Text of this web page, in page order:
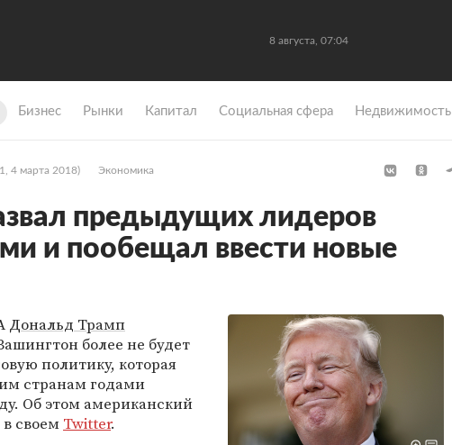
8 августа, 07:04
Бизнес Рынки Капитал Социальная сфера Недвижимость
4 марта 2018) Экономика
предыдущих лидеров
и пообещал ввести новые
Дональд Трамп
более не будет
политику, которая
странам годами
Об этом американский
своем Twitter.